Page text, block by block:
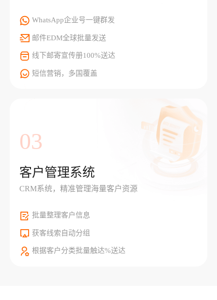
WhatsApp企业号一键群发
邮件EDM全球批量发送
线下邮寄宣传册100%送达
短信营销，多国覆盖
03
客户管理系统
CRM系统，精准管理海量客户资源
批量整理客户信息
获客线索自动分组
根据客户分类批量触达%送达